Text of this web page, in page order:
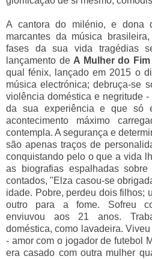
A cantora do milénio, e dona
marcantes da música
fases da sua vida tragédias
lançamento de A Mulher do
qual fénix, lançado em 2015 o
música electrónica; debruça-se
violência doméstica e negritude
da sua experiência e que só
acontecimento máximo
contempla. A segurança e
são apenas traços de
conquistando pelo o que a vida
as biografias espalhadas
contados, "Elza casou-se
idade. Pobre, perdeu dois filhos;
outro para a fome. Sofreu
enviuvou aos 21 anos.
doméstica, como lavadeira.
- amor com o jogador de futebol
era casado com outra mulher